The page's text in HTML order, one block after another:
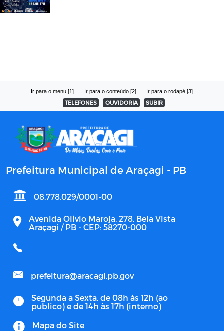
Ir para o menu [1] Ir para o conteúdo [2] Ir para o rodapé [3]
TELEFONES OUVIDORIA SUBIR
Prefeitura Municipal de Araçagi - PB
08.778.029/0001-00
Avenida Olívio Maroja, 278, Bela Vista
Araçagi / PB - CEP: 58270-000
prefeitura@aracagi.pb.gov
Segunda a Sexta, de 08h às 12h (ao
publico) e de 14h às 17h (interno)
Mapa do Site